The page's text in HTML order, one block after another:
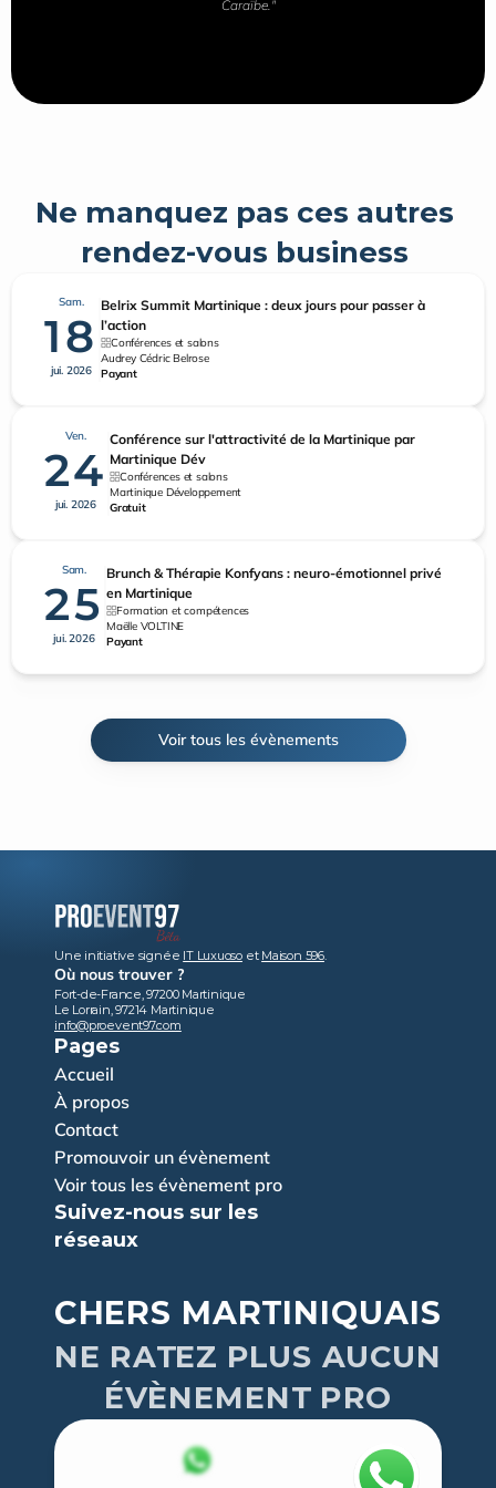
Caraïbe."
Ne manquez pas ces autres
rendez-vous business
Voir tous les évènements
Sam.
18
jui. 2026
Belrix Summit Martinique : deux jours pour passer à
l’action
Conférences et salons
Audrey Cédric Belrose
Payant
Ven.
24
jui. 2026
Conférence sur l'attractivité de la Martinique par
Martinique Dév
Conférences et salons
Martinique Développement
Gratuit
Sam.
25
jui. 2026
Brunch & Thérapie Konfyans : neuro-émotionnel privé
en Martinique
Formation et compétences
Maëlle VOLTINE
Payant
Une initiative signée IT Luxuoso et Maison 596.
Où nous trouver ?
Fort-de-France, 97200 Martinique
Le Lorrain, 97214 Martinique
info@proevent97.com
Pages
Accueil
À propos
Contact
Promouvoir un évènement
Voir tous les évènement pro
Suivez-nous sur les
réseaux
CHERS MARTINIQUAIS
NE RATEZ PLUS AUCUN
ÉVÈNEMENT PRO